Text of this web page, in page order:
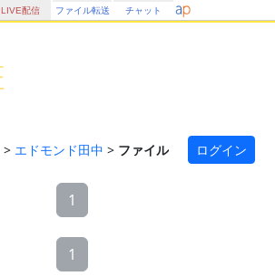
LIVE配信 ファイル転送 チャット
> エドモンド田中 > ファイル ログイン
1
1